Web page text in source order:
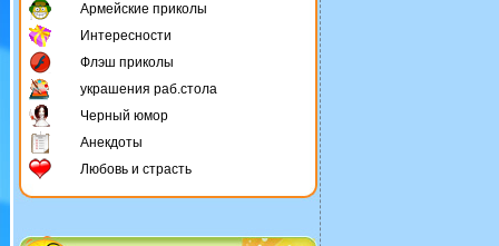
Армейские приколы
Интересности
Флэш приколы
украшения раб.стола
Черный юмор
Анекдоты
Любовь и страсть